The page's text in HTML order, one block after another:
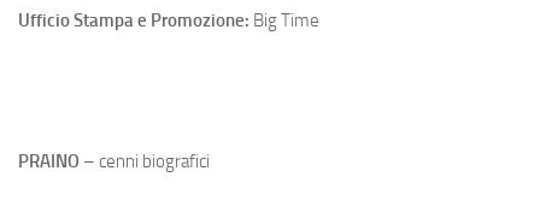
Ufficio Stampa e Promozione: Big Time
PRAINO – cenni biografici